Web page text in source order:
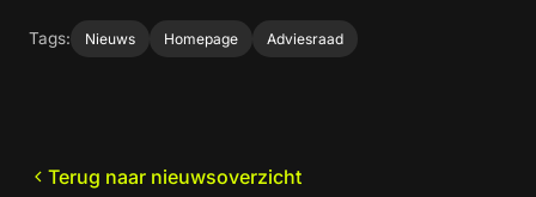
Tags: Nieuws Homepage Adviesraad
Terug naar nieuwsoverzicht